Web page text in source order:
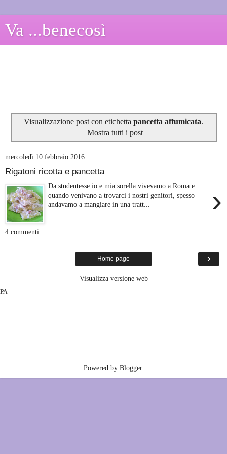
Va ...benecosì
Visualizzazione post con etichetta pancetta affumicata.
Mostra tutti i post
mercoledì 10 febbraio 2016
Rigatoni ricotta e pancetta
›
Da studentesse io e mia sorella vivevamo a Roma e
quando venivano a trovarci i nostri genitori, spesso
andavamo a mangiare in una tratt...
4 commenti :
›
Home page
Visualizza versione web
PA
Powered by Blogger.